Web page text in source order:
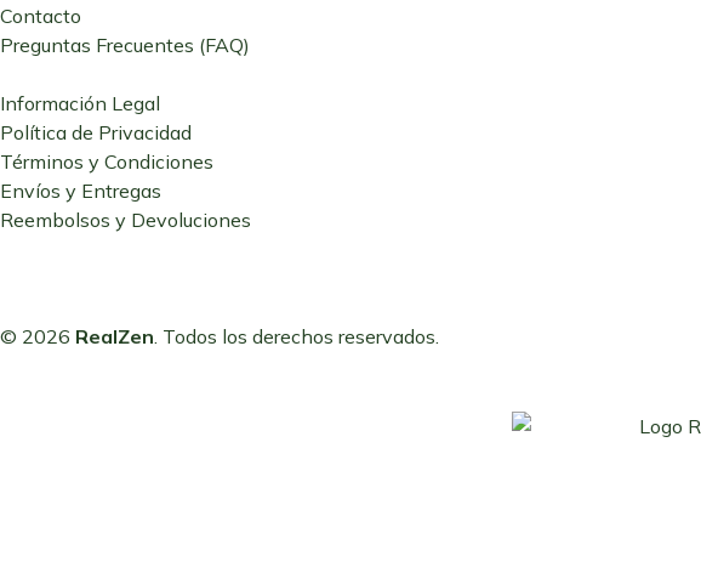
Contacto
Preguntas Frecuentes (FAQ)
Información Legal
Política de Privacidad
Términos y Condiciones
Envíos y Entregas
Reembolsos y Devoluciones
© 2026 RealZen. Todos los derechos reservados.